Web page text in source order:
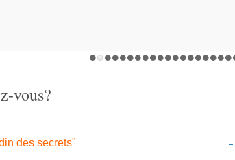
vous?
des secrets"